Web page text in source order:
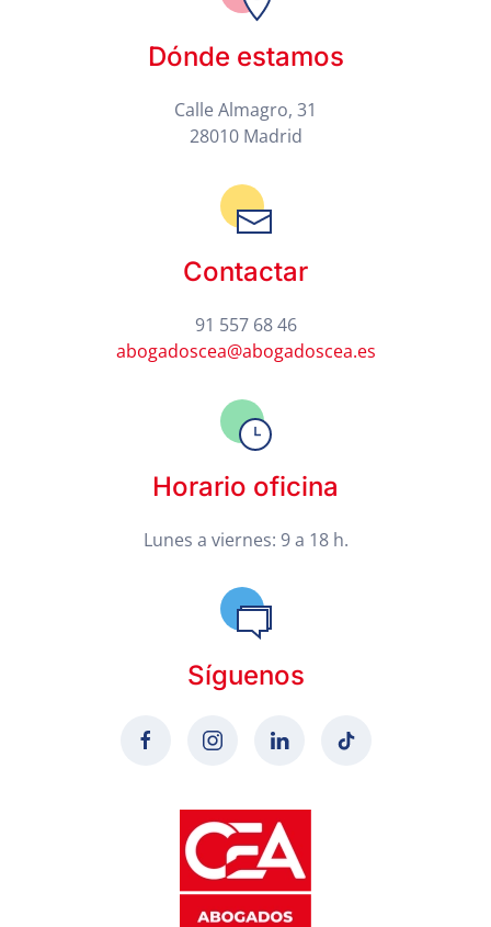
Dónde estamos
Calle Almagro, 31
28010 Madrid
Contactar
91 557 68 46
abogadoscea@abogadoscea.es
Horario oficina
Lunes a viernes: 9 a 18 h.
Síguenos